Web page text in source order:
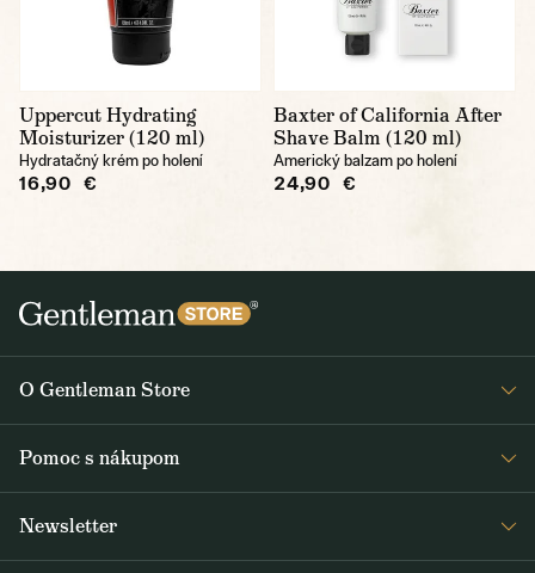
Uppercut Hydrating
Moisturizer (120 ml)
Hydratačný krém po holení
16,90 €
Baxter of California After
Shave Balm (120 ml)
Americký balzam po holení
24,90 €
O Gentleman Store
Pomoc s nákupom
Newsletter